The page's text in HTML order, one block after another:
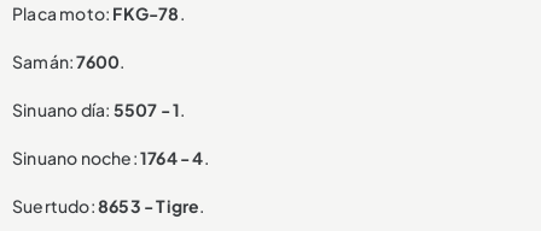
Placa moto: FKG-78.
Samán:7600.
Sinuano día: 5507 - 1.
Sinuano noche:1764 - 4.
Suertudo:8653 - Tigre.